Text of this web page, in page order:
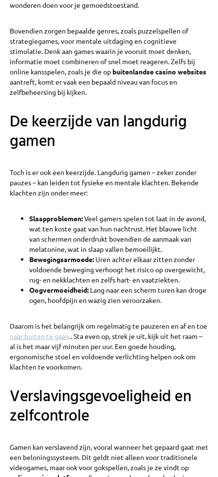
wonderen doen voor je gemoedstoestand.
Bovendien zorgen bepaalde genres, zoals puzzelspellen of
strategiegames, voor mentale uitdaging en cognitieve
stimulatie. Denk aan games waarin je vooruit moet denken,
informatie moet combineren of snel moet reageren. Zelfs bij
online kansspelen, zoals je die op buitenlandse casino websites
aantreft, komt er vaak een bepaald niveau van focus en
zelfbeheersing bij kijken.
De keerzijde van langdurig
gamen
Toch is er ook een keerzijde. Langdurig gamen – zeker zonder
pauzes – kan leiden tot fysieke en mentale klachten. Bekende
klachten zijn onder meer:
Slaapproblemen:Veel gamers spelen tot laat in de avond,
wat ten koste gaat van hun nachtrust. Het blauwe licht
van schermen onderdrukt bovendien de aanmaak van
melatonine, wat in slaap vallen bemoeilijkt.
Bewegingsarmoede: Uren achter elkaar zitten zonder
voldoende beweging verhoogt het risico op overgewicht,
rug- en nekklachten en zelfs hart- en vaatziekten.
Oogvermoeidheid: Lang naar een scherm turen kan droge
ogen, hoofdpijn en wazig zien veroorzaken.
Daarom is het belangrijk om regelmatig te pauzeren en af en toe
naar buiten te gaan.. Sta even op, strek je uit, kijk uit het raam –
al is het maar vijf minuten per uur. Een goede houding,
ergonomische stoel en voldoende verlichting helpen ook om
klachten te voorkomen.
Verslavingsgevoeligheid en
zelfcontrole
Gamen kan verslavend zijn, vooral wanneer het gepaard gaat met
een beloningssysteem. Dit geldt niet alleen voor traditionele
videogames, maar ook voor gokspellen, zoals je ze vindt op